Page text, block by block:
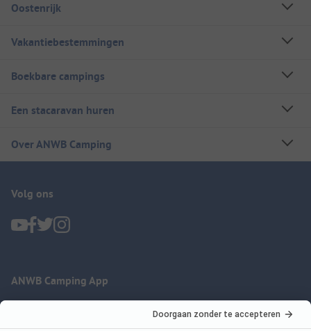
Oostenrijk
Vakantiebestemmingen
Boekbare campings
Een stacaravan huren
Over ANWB Camping
Volg ons
ANWB Camping App